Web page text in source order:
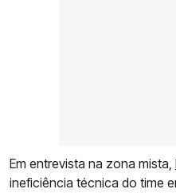
Em entrevista na zona mista,
ineficiência técnica do time